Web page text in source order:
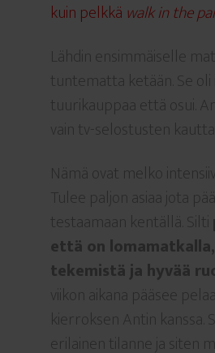
kuin pelkkä walk in the
Lähdin ensimmäiselle
tuntematta ketään. Se oli
tuurikauppaa että osui.
vain tv-selostusten kautta.
Nämä ovat melko
Tulee paljon asiaa jota
testaamaan kentällä. Silti
että on
tekemistä ja hyvää
viikon aikana pääsee
kierroksen Antin kanssa.
erilainen tilanne ja siten